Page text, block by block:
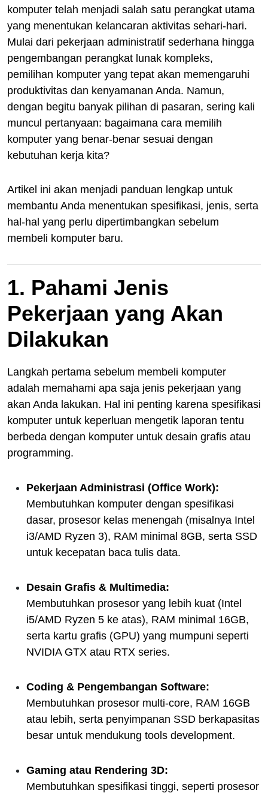
komputer telah menjadi salah satu perangkat utama
yang menentukan kelancaran aktivitas sehari-hari.
Mulai dari pekerjaan administratif sederhana hingga
pengembangan perangkat lunak kompleks,
pemilihan komputer yang tepat akan memengaruhi
produktivitas dan kenyamanan Anda. Namun,
dengan begitu banyak pilihan di pasaran, sering kali
muncul pertanyaan: bagaimana cara memilih
komputer yang benar-benar sesuai dengan
kebutuhan kerja kita?
Artikel ini akan menjadi panduan lengkap untuk
membantu Anda menentukan spesifikasi, jenis, serta
hal-hal yang perlu dipertimbangkan sebelum
membeli komputer baru.
1. Pahami Jenis
Pekerjaan yang Akan
Dilakukan
Langkah pertama sebelum membeli komputer
adalah memahami apa saja jenis pekerjaan yang
akan Anda lakukan. Hal ini penting karena spesifikasi
komputer untuk keperluan mengetik laporan tentu
berbeda dengan komputer untuk desain grafis atau
programming.
Pekerjaan Administrasi (Office Work):
Membutuhkan komputer dengan spesifikasi
dasar, prosesor kelas menengah (misalnya Intel
i3/AMD Ryzen 3), RAM minimal 8GB, serta SSD
untuk kecepatan baca tulis data.
Desain Grafis & Multimedia:
Membutuhkan prosesor yang lebih kuat (Intel
i5/AMD Ryzen 5 ke atas), RAM minimal 16GB,
serta kartu grafis (GPU) yang mumpuni seperti
NVIDIA GTX atau RTX series.
Coding & Pengembangan Software:
Membutuhkan prosesor multi-core, RAM 16GB
atau lebih, serta penyimpanan SSD berkapasitas
besar untuk mendukung tools development.
Gaming atau Rendering 3D:
Membutuhkan spesifikasi tinggi, seperti prosesor